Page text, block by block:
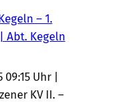
– 1.
| Abt. Kegeln
09:15 Uhr |
KV II. –